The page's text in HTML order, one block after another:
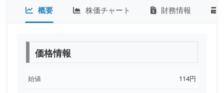
概要 株価チャート 財務情報
価格情報
始値 114円